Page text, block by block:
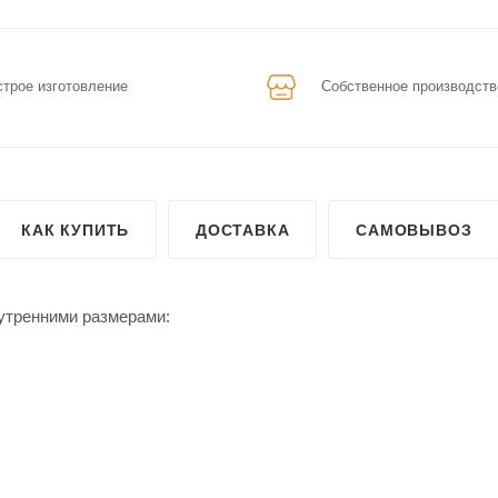
изготовление Собственное
КАК КУПИТЬ ДОСТАВКА САМОВЫВОЗ
размерами: